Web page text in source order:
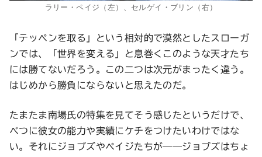
ラリー・ペイジ（左）、セルゲイ・ブリン（右）
「テッペンを取る」という相対的で漠然としたスローガ
ンでは、「世界を変える」と息巻くこのような天才たち
には勝てないだろう。この二つは次元がまったく違う。
はじめから勝負にならないと思えたのだ。
たまたま南場氏の特集を見てそう感じたというだけで、
べつに彼女の能力や実績にケチをつけたいわけではな
い。それにジョブズやペイジたちが——ジョブズはちょ